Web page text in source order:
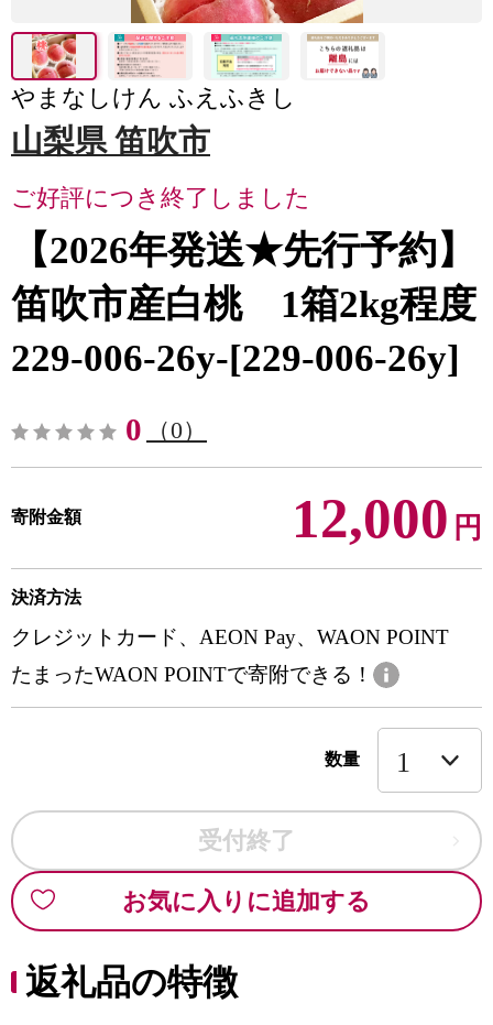
やまなしけん ふえふきし
山梨県 笛吹市
ご好評につき終了しました
【2026年発送★先行予約】
笛吹市産白桃 1箱2kg程度
229-006-26y-[229-006-26y]
0 （0）
寄附金額 12,000 円
決済方法
クレジットカード、AEON Pay、WAON POINT
たまったWAON POINTで寄附できる！
数量
受付終了
お気に入りに追加する
返礼品の特徴